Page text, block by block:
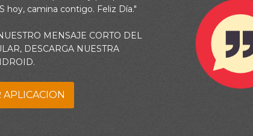
VER MÁS
hoy, camina contigo. Feliz Día."
MENSAJE CORTO DEL
DESCARGA NUESTRA
APLICACION